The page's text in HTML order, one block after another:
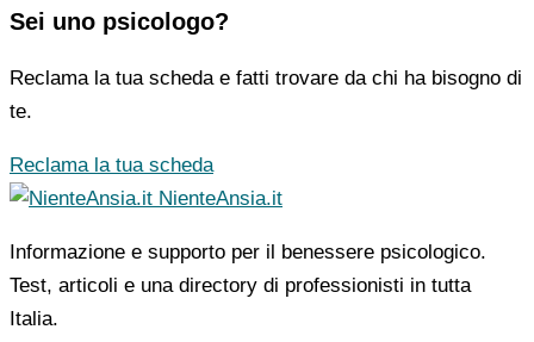
Sei uno psicologo?
Reclama la tua scheda e fatti trovare da chi ha bisogno di
te.
Reclama la tua scheda
NienteAnsia.it
Informazione e supporto per il benessere psicologico.
Test, articoli e una directory di professionisti in tutta
Italia.